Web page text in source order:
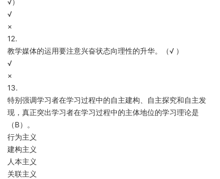
√
×
12.
教学媒体的运用要注意兴奋状态向理性的升华。（√ ）
√
×
13.
特别强调学习者在学习过程中的自主建构、自主探究和自主发
现，真正突出学习者在学习过程中的主体地位的学习理论是
（B）。
行为主义
建构主义
人本主义
关联主义